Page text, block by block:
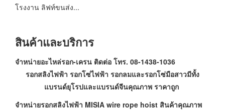
โรงงาน ลิฟท์ขนส่ง...
สินค้าและบริการ
จำหน่ายอะไหล่รอก-เครน ติดต่อ โทร. 08-1438-1036
รอกสลิงไฟฟ้า รอกโซ่ไฟฟ้า รอกลมและรอกโซ่มือสาวมีทั้ง
แบรนด์ยุโรปและแบรนด์จีนคุณภาพ ราคาถูก
จำหน่ายรอกสลิงไฟฟ้า MISIA wire rope hoist สินค้าคุณภาพ